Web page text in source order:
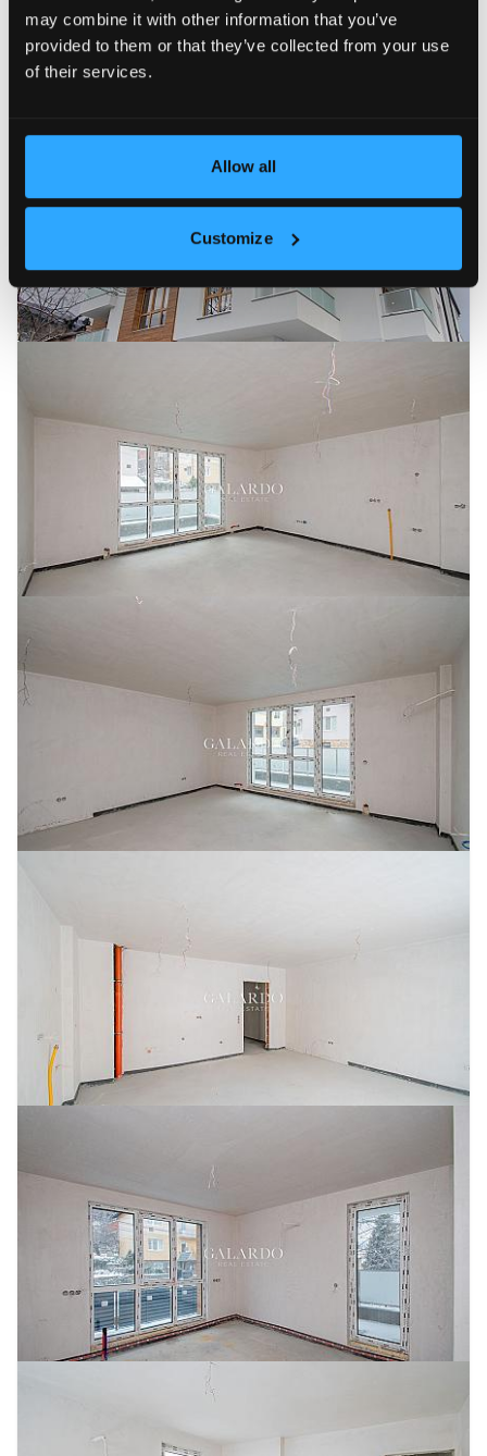
may combine it with other information that you’ve
provided to them or that they’ve collected from your use
of their services.
Allow all
Customize
Най-нови Цена (възходящо) Цена (низходящо)